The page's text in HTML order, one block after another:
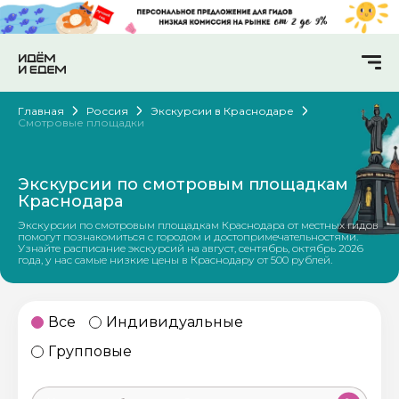
Главная Россия
Экскурсии в Краснодаре
Смотровые площадки
Экскурсии по смотровым площадкам
Краснодара
Экскурсии по смотровым площадкам Краснодара от местных гидов
помогут познакомиться с городом и достопримечательностями.
Узнайте расписание экскурсий на август, сентябрь, октябрь 2026
года, у нас самые низкие цены в Краснодару от 500 рублей.
Все
Индивидуальные
Групповые